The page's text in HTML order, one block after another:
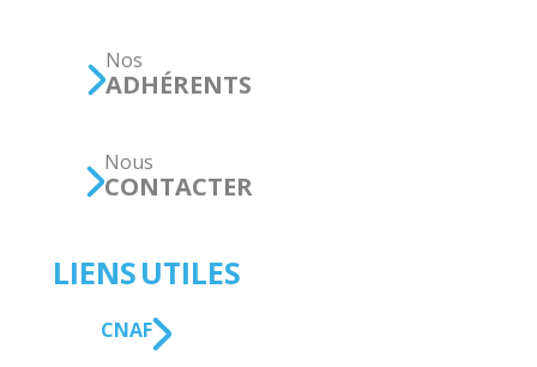
Nos
ADHÉRENTS
Nous
CONTACTER
LIENS UTILES
CNAF